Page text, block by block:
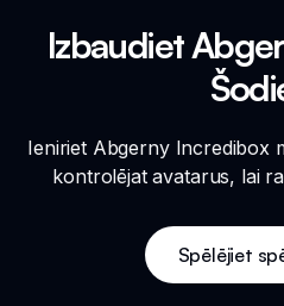
Izbaudiet
Ieniriet Abgerny Incredibox
kontrolējat avatarus, lai
Spēlējiet